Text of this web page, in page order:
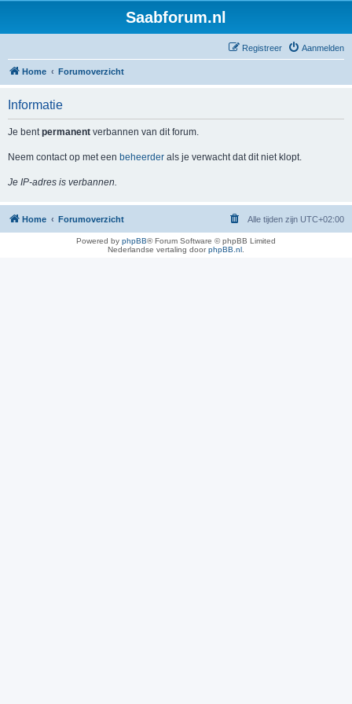
Saabforum.nl
Aanmelden
Registreer
Home Forumoverzicht
Informatie
Je bentpermanent verbannen van dit forum.
Neem contact op met een beheerder als je verwacht dat dit niet klopt.
Je IP-adres is verbannen.
Home Forumoverzicht Alle tijden zijn UTC+02:00
Powered by phpBB® Forum Software © phpBB Limited
Nederlandse vertaling doorphpBB.nl